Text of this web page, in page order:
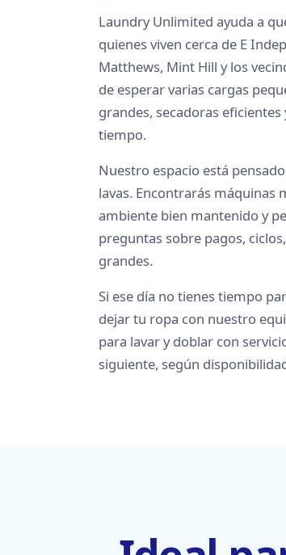
Laundry Unlimited ayuda a
quienes viven cerca de E
Matthews, Mint Hill y los
de esperar varias cargas
grandes, secadoras
tiempo.
Nuestro espacio está
lavas. Encontrarás máquinas
ambiente bien mantenido y
preguntas sobre pagos,
grandes.
Si ese día no tienes tiempo
dejar tu ropa con nuestro
para lavar y doblar con
siguiente, según